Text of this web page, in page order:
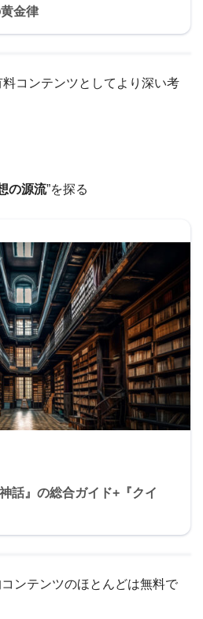
金律
コンテンツとしてより深い考
の源流”を探る
話』の総合ガイド+『クイ
ンテンツのほとんどは無料で